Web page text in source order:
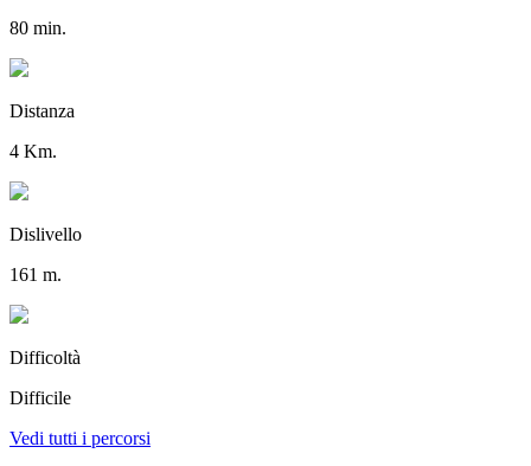
80 min.
Distanza
4 Km.
Dislivello
161 m.
Difficoltà
Difficile
Vedi tutti i percorsi